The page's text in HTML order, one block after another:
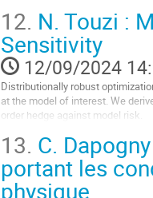
Aller
à
la
page
de
la
contribution
12. N. Touzi :
Sensitivity
12/09/2024
Distributionally robust
at the model of interest. We
order hedge against model risk.
Aller
la
page
13. C.
portant les
physique